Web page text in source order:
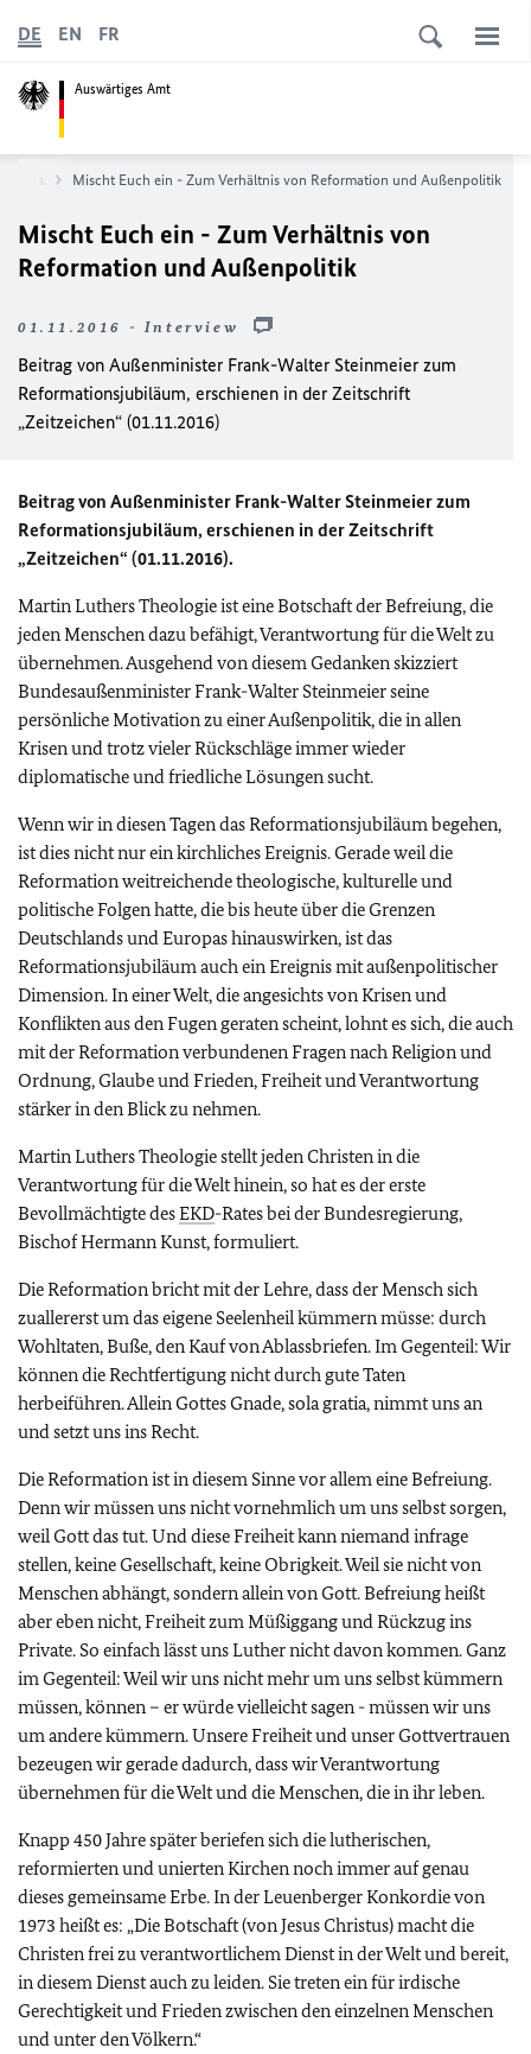
Auswärtiges Amt
DE EN FR
Mischt Euch ein - Zum Verhältnis von Reformation und Außenpolitik
Mischt Euch ein - Zum Verhältnis von
Reformation und Außenpolitik
01.11.2016 - Interview
Beitrag von Außenminister Frank-Walter Steinmeier zum
Reformationsjubiläum, erschienen in der Zeitschrift
„Zeitzeichen“ (01.11.2016)
Beitrag von Außenminister Frank-Walter Steinmeier zum
Reformationsjubiläum, erschienen in der Zeitschrift
„Zeitzeichen“ (01.11.2016).
Martin Luthers Theologie ist eine Botschaft der Befreiung, die
jeden Menschen dazu befähigt, Verantwortung für die Welt zu
übernehmen. Ausgehend von diesem Gedanken skizziert
Bundesaußenminister Frank-Walter Steinmeier seine
persönliche Motivation zu einer Außenpolitik, die in allen
Krisen und trotz vieler Rückschläge immer wieder
diplomatische und friedliche Lösungen sucht.
Wenn wir in diesen Tagen das Reformationsjubiläum begehen,
ist dies nicht nur ein kirchliches Ereignis. Gerade weil die
Reformation weitreichende theologische, kulturelle und
politische Folgen hatte, die bis heute über die Grenzen
Deutschlands und Europas hinauswirken, ist das
Reformationsjubiläum auch ein Ereignis mit außenpolitischer
Dimension. In einer Welt, die angesichts von Krisen und
Konflikten aus den Fugen geraten scheint, lohnt es sich, die auch
mit der Reformation verbundenen Fragen nach Religion und
Ordnung, Glaube und Frieden, Freiheit und Verantwortung
stärker in den Blick zu nehmen.
Martin Luthers Theologie stellt jeden Christen in die
Verantwortung für die Welt hinein, so hat es der erste
Bevollmächtigte desEKD-Rates bei der Bundesregierung,
Bischof Hermann Kunst, formuliert.
Die Reformation bricht mit der Lehre, dass der Mensch sich
zuallererst um das eigene Seelenheil kümmern müsse: durch
Wohltaten, Buße, den Kauf von Ablassbriefen. Im Gegenteil: Wir
können die Rechtfertigung nicht durch gute Taten
herbeiführen. Allein Gottes Gnade, sola gratia, nimmt uns an
und setzt uns ins Recht.
Die Reformation ist in diesem Sinne vor allem eine Befreiung.
Denn wir müssen uns nicht vornehmlich um uns selbst sorgen,
weil Gott das tut. Und diese Freiheit kann niemand infrage
stellen, keine Gesellschaft, keine Obrigkeit. Weil sie nicht von
Menschen abhängt, sondern allein von Gott. Befreiung heißt
aber eben nicht, Freiheit zum Müßiggang und Rückzug ins
Private. So einfach lässt uns Luther nicht davon kommen. Ganz
im Gegenteil: Weil wir uns nicht mehr um uns selbst kümmern
müssen, können – er würde vielleicht sagen - müssen wir uns
um andere kümmern. Unsere Freiheit und unser Gottvertrauen
bezeugen wir gerade dadurch, dass wir Verantwortung
übernehmen für die Welt und die Menschen, die in ihr leben.
Knapp 450 Jahre später beriefen sich die lutherischen,
reformierten und unierten Kirchen noch immer auf genau
dieses gemeinsame Erbe. In der Leuenberger Konkordie von
1973 heißt es: „Die Botschaft (von Jesus Christus) macht die
Christen frei zu verantwortlichem Dienst in der Welt und bereit,
in diesem Dienst auch zu leiden. Sie treten ein für irdische
Gerechtigkeit und Frieden zwischen den einzelnen Menschen
und unter den Völkern.“